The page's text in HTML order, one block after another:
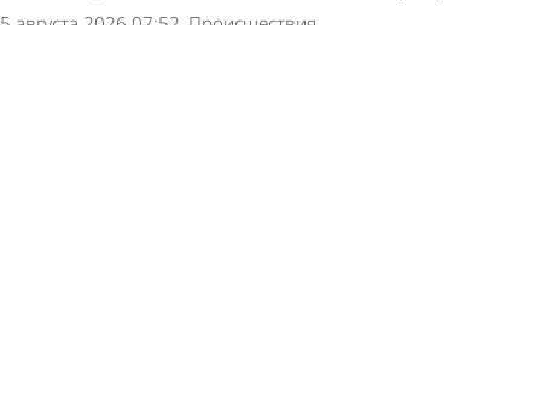
5 августа 2026 07:52 Происшествия